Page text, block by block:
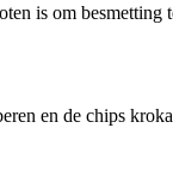
is om
en de chips